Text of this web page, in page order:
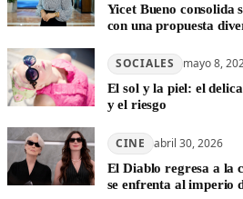
Yicet Bueno consolida
con una propuesta
SOCIALES mayo 8,
El sol y la piel: el
y el riesgo
CINE abril 30, 2026
El Diablo regresa a la
se enfrenta al imperio